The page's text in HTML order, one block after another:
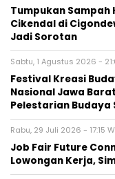
Tumpukan Sampah
Cikendal di
Jadi Sorotan
Sabtu, 1 Agustus 2026 -
Festival Kreasi
Nasional Jawa
Pelestarian Budaya
Rabu, 29 Juli 2026 - 17:15
Job Fair Future
Lowongan Kerja,